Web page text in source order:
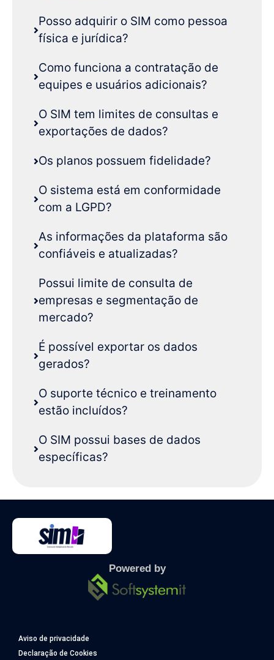
Posso adquirir o SIM como pessoa
física e jurídica?
Como funciona a contratação de
equipes e usuários adicionais?
O SIM tem limites de consultas e
exportações de dados?
Os planos possuem fidelidade?
O sistema está em conformidade
com a LGPD?
As informações da plataforma são
confiáveis e atualizadas?
Possui limite de consulta de
empresas e segmentação de
mercado?
É possível exportar os dados
gerados?
O suporte técnico e treinamento
estão incluídos?
O SIM possui bases de dados
específicas?
Powered by
Aviso de privacidade
Declaração de Cookies